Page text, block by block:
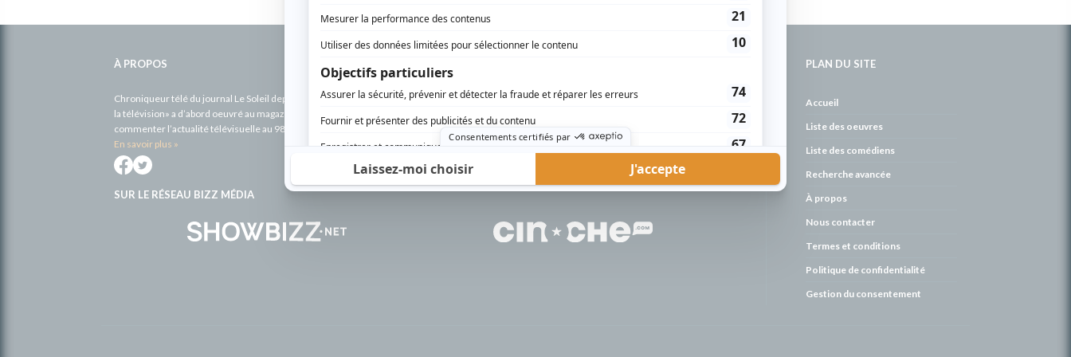
À PROPOS
Chroniqueur télé du journal Le Soleil depuis 2001, Richard Therrien carbure à son petit écran. Celui qu’on surnomme parfois «l’encyclopédie de
la télévision» a d’abord oeuvré au magazine TV Hebdo de 1996 à 2001. Sa spécialité: la télé québécoise. On peut l’entendre régulièrement
commenter l’actualité télévisuelle au 98,5.
En savoir plus »
SUR LE RÉSEAU BIZZ MÉDIA
PLAN DU SITE
Accueil
Liste des oeuvres
Liste des comédiens
Recherche avancée
À propos
Nous contacter
Termes et conditions
Politique de confidentialité
Gestion du consentement